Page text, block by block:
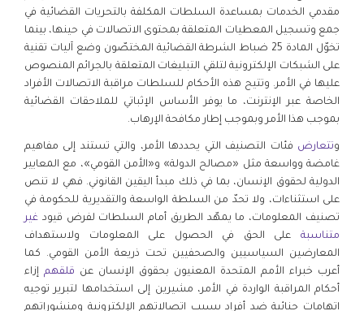
مقدمي الخدمات بمساعدة السلطات المكلفة بالتحريات القضائية في
جمع وتسجيل المعطيات المتعلقة بمحتوى الاتصالات في حينها، بينما
تخوّل المادة 25 ضباط الشرطة القضائية المختصّون وضع آليات تقنية
على الشبكات الإلكترونية لتلقي التبليغات المتعلقة بالجرائم المنصوص
عليها في الأمر. وتتيح هذه الأحكام للسلطات مراقبة الاتصالات الأفراد
الخاصة عبر الإنترنت، ما يوفر الأساس الإثباتي للملاحقات القضائية
بموجب هذا الأمر وبموجب إطار مكافحة الإرهاب.
وتتعارض فئات التصنيف التي يحددها الأمر، والتي تستند إلى مفاهيم
غامضة وواسعة مثل «مصالح الدولة» و«الأمن القومي»، مع المعايير
الدولية لحقوق الإنسان، بما في ذلك مبدأ اليقين القانوني. فهي لا تنص
على استثناءات، ولا تحدّ من السلطة الواسعة والتقديرية للحكومة في
تصنيف المعلومات، ما يمهّد الطريق أمام السلطات لفرض قيود غير
متناسبة على الحق في الحصول على المعلومات ولاستهداف
المعارضين السياسيين والصحفيين تحت ذريعة الأمن القومي. كما
أعرب خبراء الأمم المتحدة المعنيون بحقوق الإنسان عن قلقهم إزاء
أحكام المراقبة الواردة في الأمر، مشيرين إلى استخدامها لتبرير توجيه
اتهامات جنائية ضد أفراد بسبب اتصالاتهم الإلكترونية ومنشوراتهم